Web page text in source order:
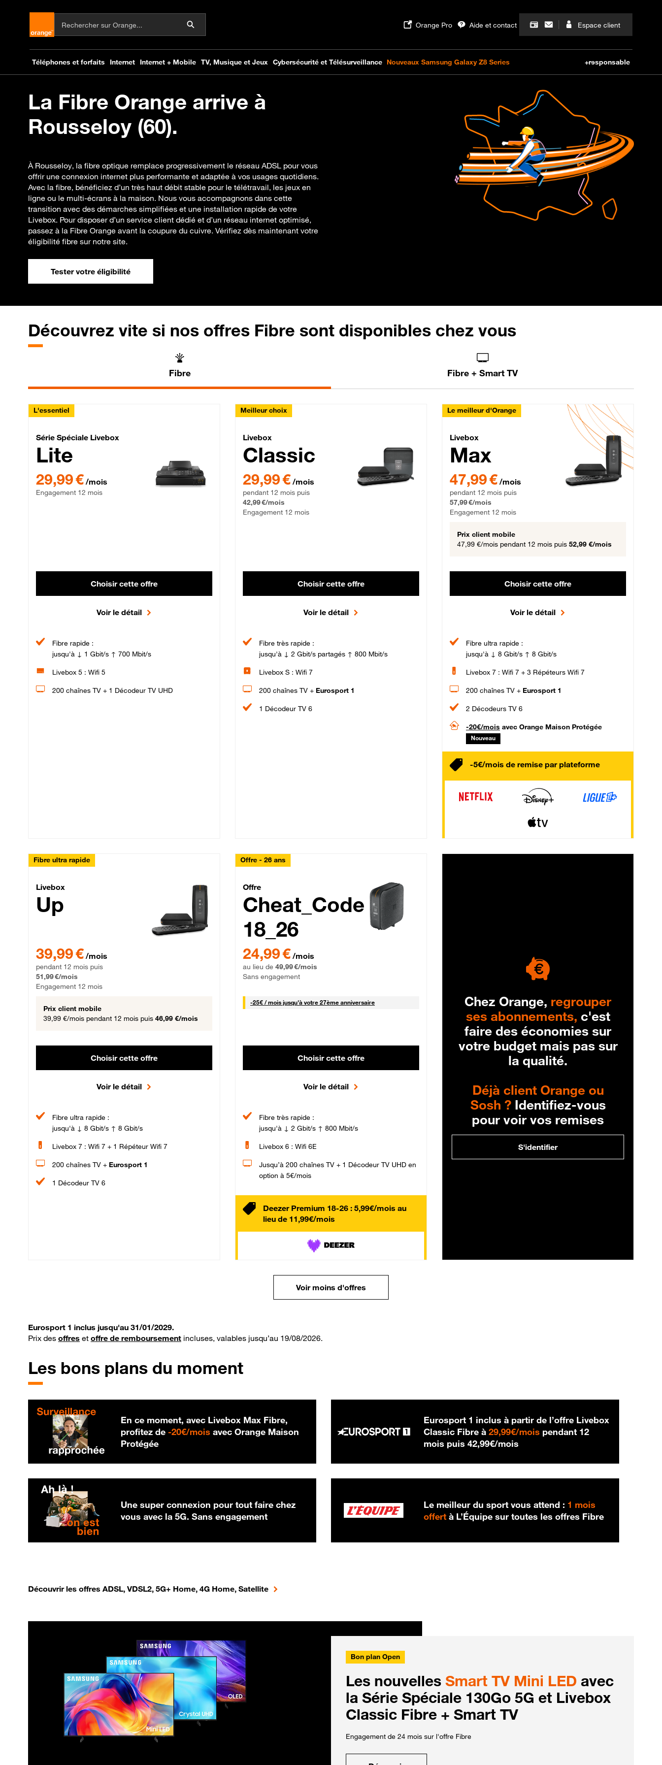
La Fibre Orange arrive à
Rousseloy (60).
À Rousseloy, la fibre optique remplace progressivement le réseau ADSL pour vous
offrir une connexion internet plus performante et adaptée à vos usages quotidiens.
Avec la fibre, bénéficiez d’un très haut débit stable pour le télétravail, les jeux en
ligne ou le multi-écrans à la maison. Nous vous accompagnons dans cette
transition avec des démarches simplifiées et une installation rapide de votre
Livebox. Pour disposer d’un service client dédié et d’un réseau internet optimisé,
passez à la Fibre Orange avant la coupure du cuivre. Vérifiez dès maintenant votre
éligibilité fibre sur notre site.
Tester votre éligibilité
Découvrez vite si nos offres Fibre sont disponibles chez vous
Fibre Fibre + Smart TV
L'essentiel
Série Spéciale Livebox Lite Fibre
Série Spéciale Livebox
Lite
29,99 € par mois , Engagement 12 mois
29,99 € /mois
Engagement 12 mois
Choisir cette offre
Voir le détail
Fibre rapide :
jusqu'à ↓ 1 Gbit/s ↑ 700 Mbit/s
Livebox 5 : Wifi 5
200 chaînes TV + 1 Décodeur TV UHD
Meilleur choix
Livebox Classic Fibre
Livebox
Classic
29,99 € par mois pendant 12 mois puis 42,99 € par mois, Engagement 12 mois
29,99 € /mois
pendant 12 mois puis
42,99 €/mois
Engagement 12 mois
Choisir cette offre
Voir le détail
Fibre très rapide :
jusqu'à ↓ 2 Gbit/s partagés ↑ 800 Mbit/s
Livebox S : Wifi 7
200 chaînes TV + Eurosport 1
1 Décodeur TV 6
Le meilleur d'Orange
Livebox Max Fibre
Livebox
Max
47,99 € par mois pendant 12 mois puis 57,99 € par mois,
47,99 € /mois
pendant 12 mois puis
57,99 €/mois
Engagement 12 mois
Prix client mobile
47,99 €/mois pendant 12 mois puis 52,99 €/mois
Choisir cette offre
Voir le détail
Fibre ultra rapide :
jusqu'à ↓ 8 Gbit/s ↑ 8 Gbit/s
Livebox 7 : Wifi 7 + 3 Répéteurs Wifi 7
200 chaînes TV + Eurosport 1
2 Décodeurs TV 6
-20€/mois avec Orange Maison Protégée
Nouveau
-5€/mois de remise par plateforme
Fibre ultra rapide
Livebox Up Fibre
Livebox
Up
39,99 € /mois
pendant 12 mois puis
51,99 €/mois
Engagement 12 mois
Prix client mobile
39,99 €/mois pendant 12 mois puis 46,99 €/mois
Choisir cette offre
Voir le détail
Fibre ultra rapide :
jusqu'à ↓ 8 Gbit/s ↑ 8 Gbit/s
Livebox 7 : Wifi 7 + 1 Répéteur Wifi 7
200 chaînes TV + Eurosport 1
1 Décodeur TV 6
Offre - 26 ans
Cheat_Code Fibre_18_26
Offre
Cheat_Code
18_26
24,99 € /mois
au lieu de 49,99 €/mois
Sans engagement
-25€ / mois25 € par mois
jusqu'à votre 27ème anniversaire
Choisir cette offre
Voir le détail
Fibre très rapide :
jusqu'à ↓ 2 Gbit/s ↑ 800 Mbit/s
Livebox 6 : Wifi 6E
Jusqu’à 200 chaînes TV + 1 Décodeur TV UHD en
option à 5€/mois
Deezer Premium 18-26 : 5,99€/mois au
lieu de 11,99€/mois
Chez Orange, regrouper
ses abonnements, c'est
faire des économies sur
votre budget mais pas sur
la qualité.
Déjà client Orange ou
Sosh ?Identifiez-vous
pour voir vos remises
S'identifier
Voir moins d'offres
Eurosport 1 inclus jusqu'au 31/01/2029.
Prix des offres et offre de remboursement incluses, valables jusqu’au 19/08/2026.
Les bons plans du moment
En ce moment, avec Livebox Max Fibre,
profitez de -20€/mois 20 € par mois
avec Orange Maison
Protégée
Eurosport 1 inclus à partir de l’offre Livebox
Classic Fibre à29,99€/mois 29,99 € par mois
pendant 12
mois puis42,99€/mois
Une super connexion pour tout faire chez
vous avec la 5G. Sans engagement
Le meilleur du sport vous attend : 1 mois
offert à L’Équipe sur toutes les offres Fibre
Découvrir les offres ADSL, VDSL2, 5G+ Home, 4G Home, Satellite
Bon plan Open
Les nouvelles Smart TV Mini LED avec
la Série Spéciale 130Go 5G et Livebox
Classic Fibre + Smart TV
Engagement de 24 mois sur l'offre Fibre